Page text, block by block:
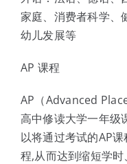
家庭、消费者科学、
幼儿发展等
AP 课程
AP（Advanced
高中修读大学一年级
以将通过考试的AP
程,从而达到缩短学